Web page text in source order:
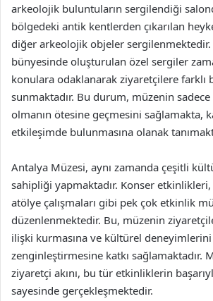
arkeolojik buluntuların sergilendiği
bölgedeki antik kentlerden çıkarılan
diğer arkeolojik objeler sergilenmektedir.
bünyesinde oluşturulan özel sergiler
konulara odaklanarak ziyaretçilere farklı
sunmaktadır. Bu durum, müzenin sadece
olmanın ötesine geçmesini sağlamakta,
etkileşimde bulunmasına olanak
Antalya Müzesi, aynı zamanda çeşitli
sahipliği yapmaktadır. Konser etkinlikleri,
atölye çalışmaları gibi pek çok etkinlik
düzenlenmektedir. Bu, müzenin
ilişki kurmasına ve kültürel deneyimlerini
zenginleştirmesine katkı sağlamaktadır.
ziyaretçi akını, bu tür etkinliklerin
sayesinde gerçekleşmektedir.